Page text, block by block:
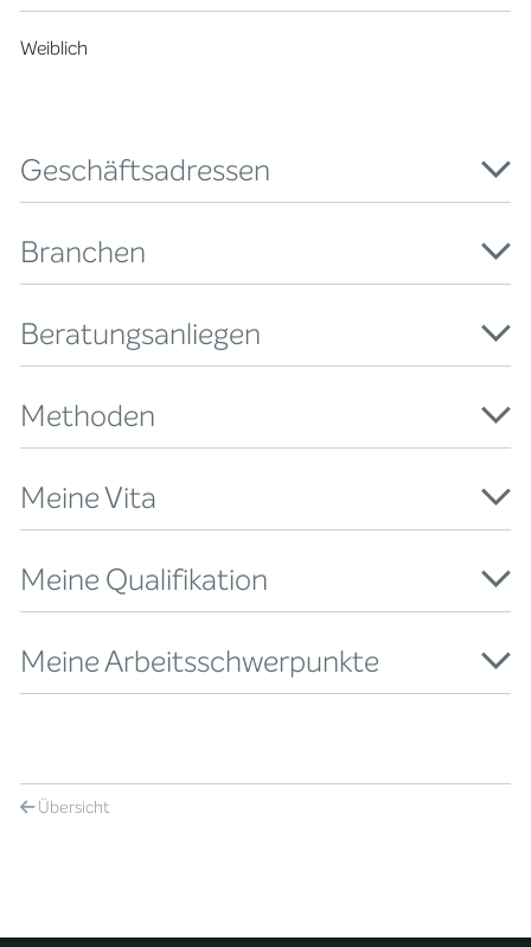
Weiblich
Geschäftsadressen
Branchen
Beratungsanliegen
Methoden
Meine Vita
Meine Qualifikation
Meine Arbeitsschwerpunkte
Übersicht